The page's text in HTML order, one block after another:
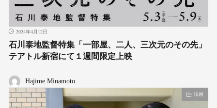
2024年4月12日
石川泰地監督特集「一部屋、二人、三次元のその先」
テアトル新宿にて１週間限定上映
Hajime Minamoto
映画